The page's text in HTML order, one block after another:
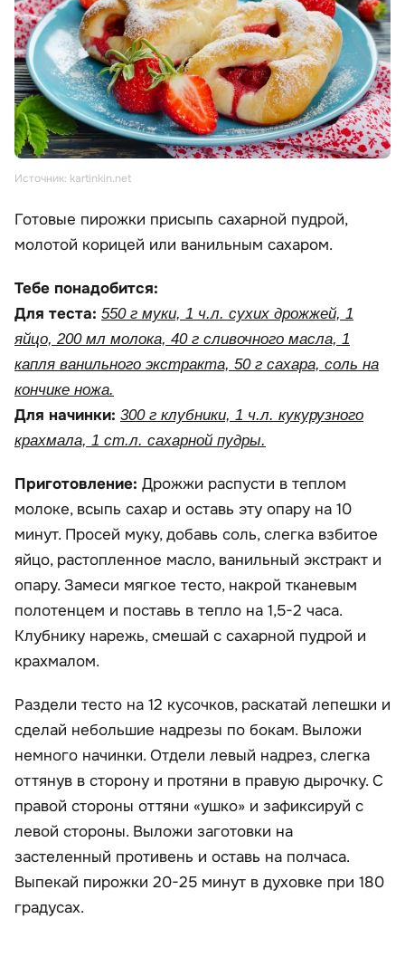
Источник: kartinkin.net
Готовые пирожки присыпь сахарной пудрой,
молотой корицей или ванильным сахаром.
Тебе понадобится:
Для теста: 550 г муки, 1 ч.л. сухих дрожжей, 1
яйцо, 200 мл молока, 40 г сливочного масла, 1
капля ванильного экстракта, 50 г сахара, соль на
кончике ножа.
Для начинки: 300 г клубники, 1 ч.л. кукурузного
крахмала, 1 ст.л. сахарной пудры.
Приготовление: Дрожжи распусти в теплом
молоке, всыпь сахар и оставь эту опару на 10
минут. Просей муку, добавь соль, слегка взбитое
яйцо, растопленное масло, ванильный экстракт и
опару. Замеси мягкое тесто, накрой тканевым
полотенцем и поставь в тепло на 1,5-2 часа.
Клубнику нарежь, смешай с сахарной пудрой и
крахмалом.
Раздели тесто на 12 кусочков, раскатай лепешки и
сделай небольшие надрезы по бокам. Выложи
немного начинки. Отдели левый надрез, слегка
оттянув в сторону и протяни в правую дырочку. С
правой стороны оттяни «ушко» и зафиксируй с
левой стороны. Выложи заготовки на
застеленный противень и оставь на полчаса.
Выпекай пирожки 20-25 минут в духовке при 180
градусах.